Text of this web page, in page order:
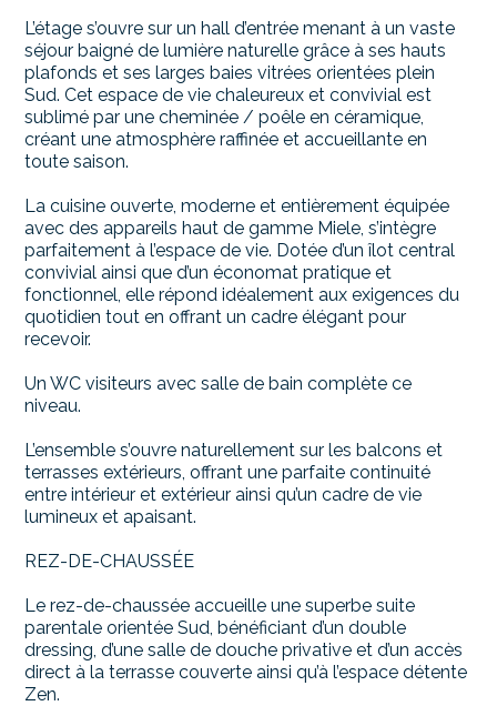
L’étage s’ouvre sur un hall d’entrée menant à un vaste
séjour baigné de lumière naturelle grâce à ses hauts
plafonds et ses larges baies vitrées orientées plein
Sud. Cet espace de vie chaleureux et convivial est
sublimé par une cheminée / poêle en céramique,
créant une atmosphère raffinée et accueillante en
toute saison.
La cuisine ouverte, moderne et entièrement équipée
avec des appareils haut de gamme Miele, s’intègre
parfaitement à l’espace de vie. Dotée d’un îlot central
convivial ainsi que d’un économat pratique et
fonctionnel, elle répond idéalement aux exigences du
quotidien tout en offrant un cadre élégant pour
recevoir.
Un WC visiteurs avec salle de bain complète ce
niveau.
L’ensemble s’ouvre naturellement sur les balcons et
terrasses extérieurs, offrant une parfaite continuité
entre intérieur et extérieur ainsi qu’un cadre de vie
lumineux et apaisant.
REZ-DE-CHAUSSÉE
Le rez-de-chaussée accueille une superbe suite
parentale orientée Sud, bénéficiant d’un double
dressing, d’une salle de douche privative et d’un accès
direct à la terrasse couverte ainsi qu’à l’espace détente
Zen.